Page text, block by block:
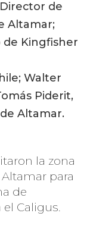
de
Altamar;
de Kingfisher
Walter
Piderit,
Altamar.
la zona
para
de
Caligus.